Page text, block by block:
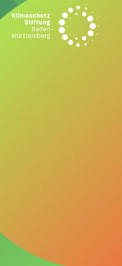
Zum Inhalt springen